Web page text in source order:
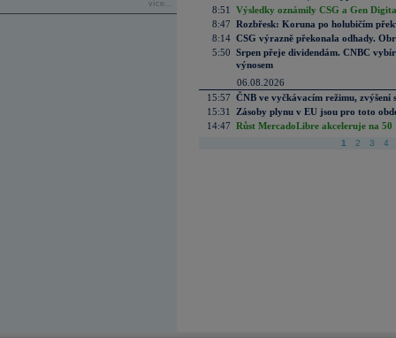
více...
8:51
Výsledky oznámily CSG a Gen
8:47 Rozbřesk: Koruna po holubičím
8:14 CSG výrazně překonala odhady.
5:50 Srpen přeje dividendám. CNBC
výnosem
06.08.2026
15:57 ČNB ve vyčkávacím režimu, zvýšení
15:31
Zásoby plynu v EU jsou pro toto
14:47 Růst MercadoLibre akceleruje na
1 2 3 4